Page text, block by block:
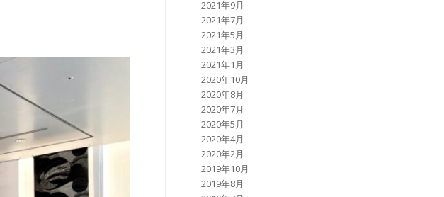
2021年9月
2021年7月
2021年5月
2021年3月
2021年1月
2020年10月
2020年8月
2020年7月
2020年5月
2020年4月
2020年2月
2019年10月
2019年8月